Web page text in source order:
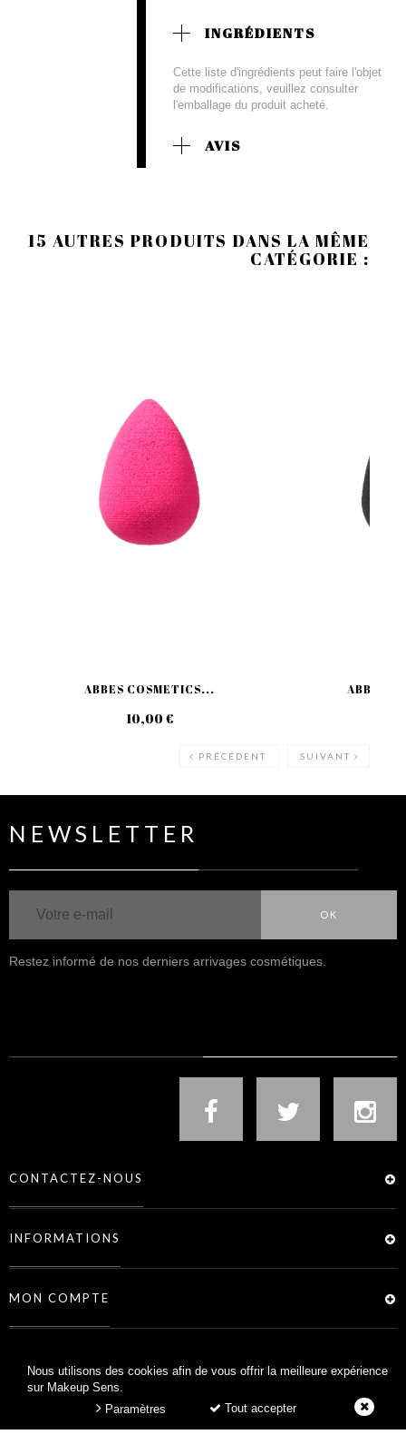
Nous utilisons des cookies afin de vous offrir la meilleure expérience
sur Makeup Sens.
Tout accepter
Paramètres
INGRÉDIENTS
Cette liste d'ingrédients peut faire l'objet
de modifications, veuillez consulter
l'emballage du produit acheté.
AVIS
15 AUTRES PRODUITS DANS LA MÊME
CATÉGORIE :
ABBES COSMETICS...
10,00 €
ABBES
PRÉCÉDENT SUIVANT
NEWSLETTER
OK
Restez informé de nos derniers arrivages cosmétiques.
CONTACTEZ-NOUS
INFORMATIONS
MON COMPTE